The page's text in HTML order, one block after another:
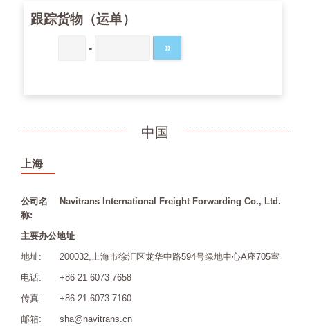
跟踪货物（运单）
-
中国
上海
公司名
称:
Navitrans International Freight Forwarding Co., Ltd.
主要办公地址
地址:
200032,上海市徐汇区龙华中路594号绿地中心A座705室
电话:
+86 21 6073 7658
传真:
+86 21 6073 7160
邮箱:
sha@navitrans.cn